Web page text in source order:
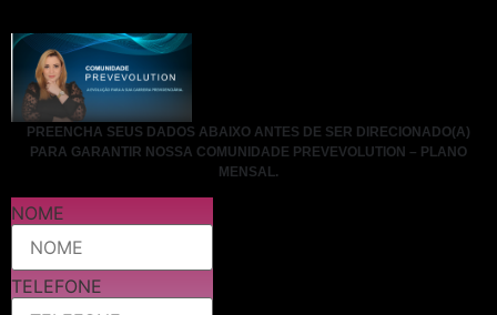
PREENCHA SEUS DADOS ABAIXO ANTES DE SER DIRECIONADO(A)
PARA GARANTIR NOSSA COMUNIDADE PREVEVOLUTION – PLANO
MENSAL.
NOME
TELEFONE